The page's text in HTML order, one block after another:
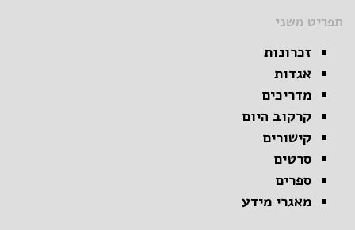
תפריט משני
זכרונות
אגדות
מדריכים
קרקוב היום
קישורים
סרטים
ספרים
מאגרי מידע